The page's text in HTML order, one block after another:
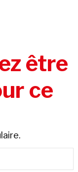
être
ce